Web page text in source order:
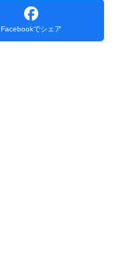
Facebookでシェア